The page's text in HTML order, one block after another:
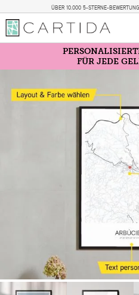
ÜBER 10.000 5-STERNE-
FÜR JEDE